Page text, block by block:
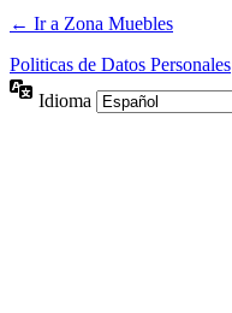
← Ir a Zona Muebles
Politicas de Datos Personales
Idioma